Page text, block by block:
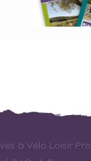
à Vélo Loisir